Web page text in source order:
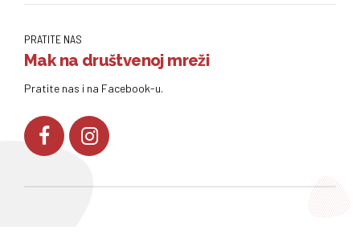
PRATITE NAS
Mak na društvenoj mreži
Pratite nas i na Facebook-u.